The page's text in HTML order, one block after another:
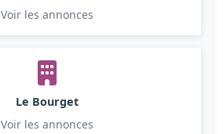
Voir les annonces
Le Bourget
Voir les annonces